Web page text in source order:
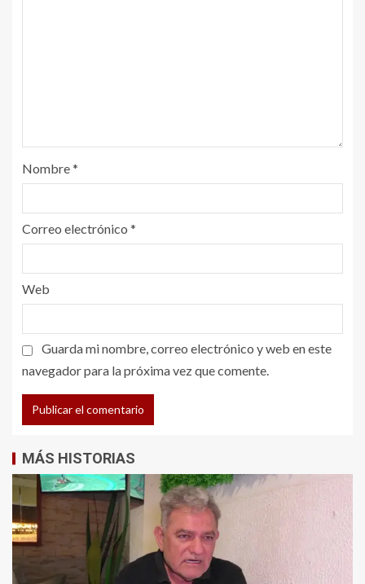
Nombre*
Correo electrónico *
Web
Guarda mi nombre, correo electrónico y web en este
navegador para la próxima vez que comente.
MÁS HISTORIAS